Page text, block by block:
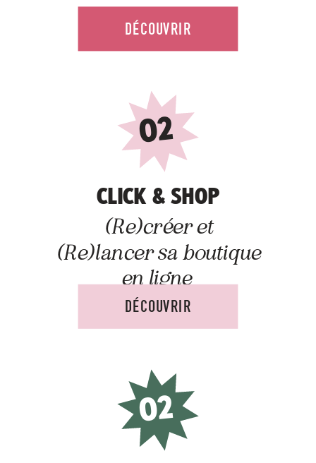
DÉCOUVRIR
02
(Re)créer et
(Re)lancer sa boutique
en ligne
CLICK & SHOP
DÉCOUVRIR
02